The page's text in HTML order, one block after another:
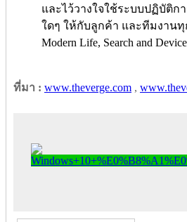
และไว้วางใจใช้ระบบปฏิบัติก
ใดๆ ให้กับลูกค้า และทีมงานทุ
Modern Life, Search and
ที่มา : www.theverge.com ,